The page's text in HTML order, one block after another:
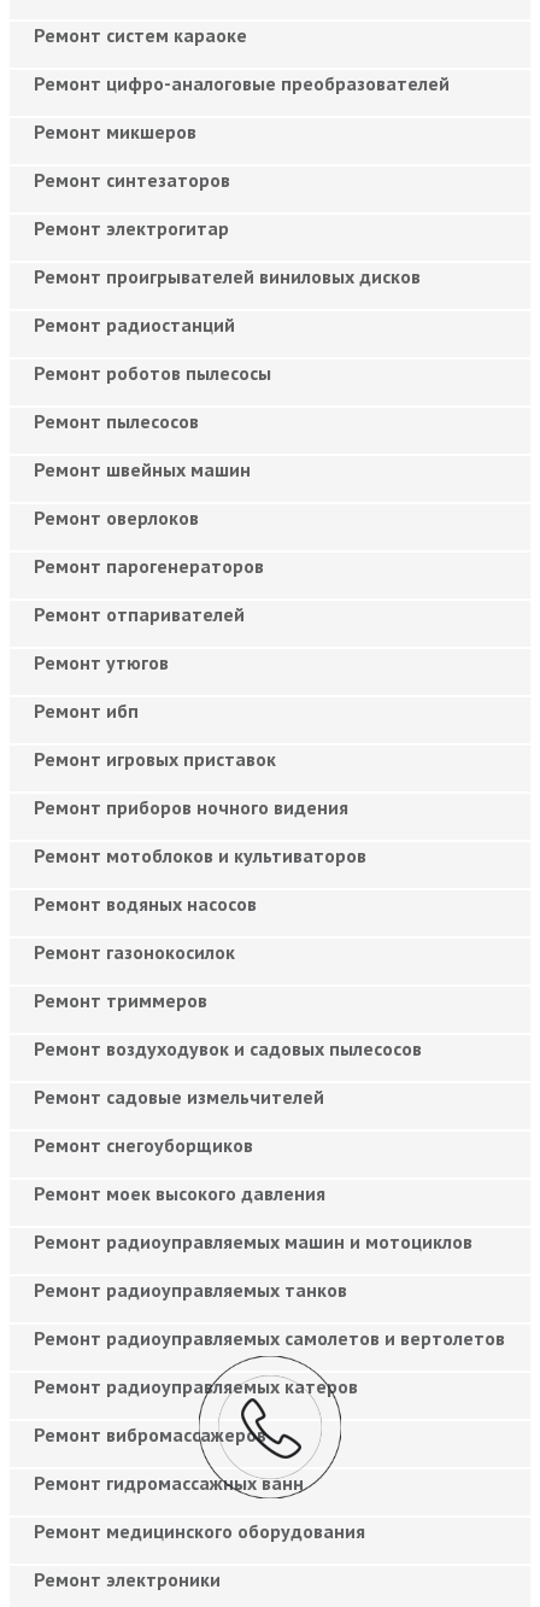
Ремонт систем караоке
Ремонт цифро-аналоговые преобразователей
Ремонт микшеров
Ремонт синтезаторов
Ремонт электрогитар
Ремонт проигрывателей виниловых дисков
Ремонт радиостанций
Ремонт роботов пылесосы
Ремонт пылесосов
Ремонт швейных машин
Ремонт оверлоков
Ремонт парогенераторов
Ремонт отпаривателей
Ремонт утюгов
Ремонт ибп
Ремонт игровых приставок
Ремонт приборов ночного видения
Ремонт мотоблоков и культиваторов
Ремонт водяных насосов
Ремонт газонокосилок
Ремонт триммеров
Ремонт воздуходувок и садовых пылесосов
Ремонт садовые измельчителей
Ремонт снегоуборщиков
Ремонт моек высокого давления
Ремонт радиоуправляемых машин и мотоциклов
Ремонт радиоуправляемых танков
Ремонт радиоуправляемых самолетов и вертолетов
Ремонт радиоуправляемых катеров
Ремонт вибромассажеров
Ремонт гидромассажных ванн
Ремонт медицинского оборудования
Ремонт электроники